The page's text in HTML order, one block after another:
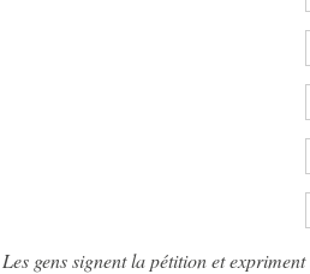
Les gens signent la pétition et